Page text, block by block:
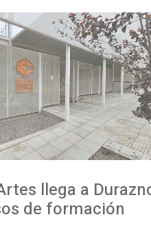
a Durazno
formación